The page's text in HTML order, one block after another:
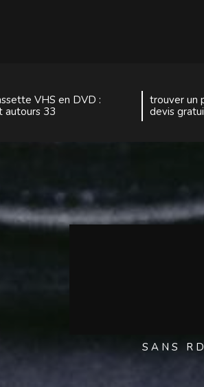
VHS en DVD :
autours 33
trouver un
devis
SANS